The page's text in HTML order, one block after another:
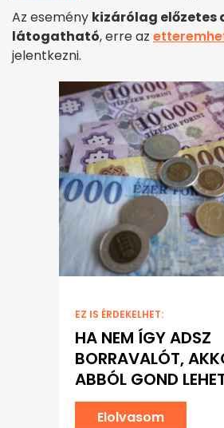
Az esemény kizárólag
látogatható, erre az
jelentkezni.
EZ IS ÉRDEKELHET:
HA NEM ÍGY ADSZ
BORRAVALÓT,
ABBÓL GOND
Elolvasom